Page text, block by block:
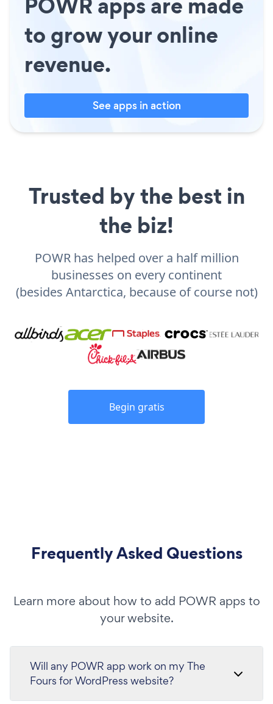
to grow your online
revenue.
See apps in action
Trusted by the best in
the biz!
POWR has helped over a half million
businesses on every continent
(besides Antarctica, because of course not)
Begin gratis
Frequently Asked Questions
Learn more about how to add POWR apps to
your website.
Will any POWR app work on my The
Fours for WordPress website?